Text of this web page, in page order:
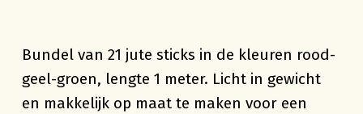
Bundel van 21 jute sticks in de kleuren rood-
geel-groen, lengte 1 meter. Licht in gewicht
en makkelijk op maat te maken voor een